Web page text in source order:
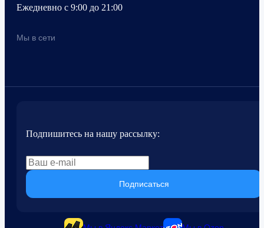
Ежедневно с 9:00 до 21:00
Мы в сети
Подпишитесь на нашу рассылку:
Подписаться